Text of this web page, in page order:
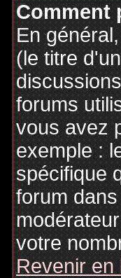
Comment
En
(le titre
forums
vous avez
exemple :
spécifique
forum
votre
Revenir en